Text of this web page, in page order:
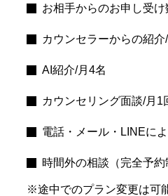
お相手からのお申し受け
カウンセラーからの紹介
AI紹介/月4名
カウンセリング面談/月1
電話・メール・LINEに
時間外の相談（完全予約
※途中でのプラン変更は可